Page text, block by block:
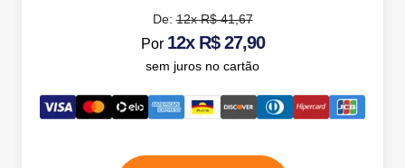
De:12x R$ 41,67
Por 12x R$ 27,90
sem juros no cartão